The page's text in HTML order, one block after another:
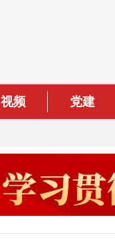
视频 党建